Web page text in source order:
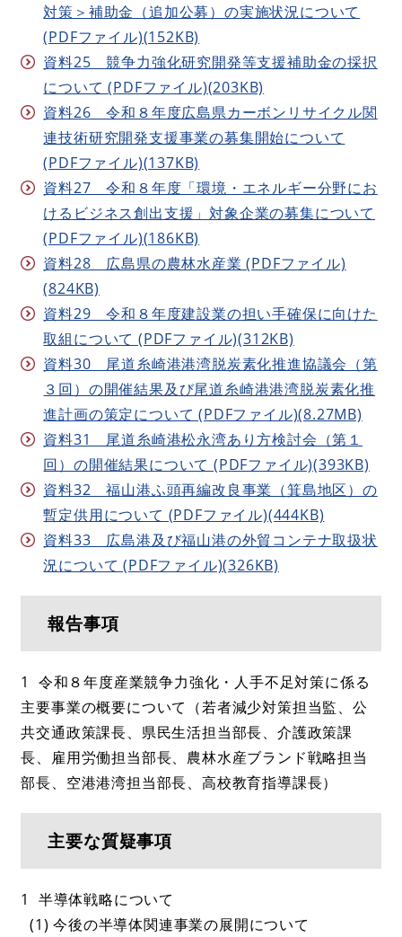
対策＞補助金（追加公募）の実施状況について
(PDFファイル)(152KB)
資料25 競争力強化研究開発等支援補助金の採択
について (PDFファイル)(203KB)
資料26 令和８年度広島県カーボンリサイクル関
連技術研究開発支援事業の募集開始について
(PDFファイル)(137KB)
資料27 令和８年度「環境・エネルギー分野にお
けるビジネス創出支援」対象企業の募集について
(PDFファイル)(186KB)
資料28 広島県の農林水産業 (PDFファイル)
(824KB)
資料29 令和８年度建設業の担い手確保に向けた
取組について (PDFファイル)(312KB)
資料30 尾道糸崎港港湾脱炭素化推進協議会（第
３回）の開催結果及び尾道糸崎港港湾脱炭素化推
進計画の策定について (PDFファイル)(8.27MB)
資料31 尾道糸崎港松永湾あり方検討会（第１
回）の開催結果について (PDFファイル)(393KB)
資料32 福山港ふ頭再編改良事業（箕島地区）の
暫定供用について (PDFファイル)(444KB)
資料33 広島港及び福山港の外貿コンテナ取扱状
況について (PDFファイル)(326KB)
報告事項
1 令和８年度産業競争力強化・人手不足対策に係る
主要事業の概要について（若者減少対策担当監、公
共交通政策課長、県民生活担当部長、介護政策課
長、雇用労働担当部長、農林水産ブランド戦略担当
部長、空港港湾担当部長、高校教育指導課長）
主要な質疑事項
1 半導体戦略について
(1) 今後の半導体関連事業の展開について